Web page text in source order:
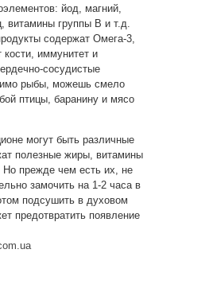
йод, магний,
витамины группы В и т.д.
содержат Омега-3,
кости, иммунитет и
сосудистые
рыбы, можешь смело
птицы, баранину и мясо
могут быть различные
полезные жиры, витамины
прежде чем есть их, не
замочить на 1-2 часа в
подсушить в духовом
предотвратить появление